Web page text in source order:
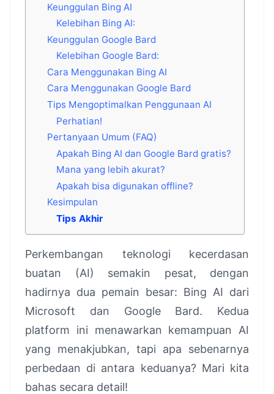
Keunggulan Bing AI
Kelebihan Bing AI:
Keunggulan Google Bard
Kelebihan Google Bard:
Cara Menggunakan Bing AI
Cara Menggunakan Google Bard
Tips Mengoptimalkan Penggunaan AI
Perhatian!
Pertanyaan Umum (FAQ)
Apakah Bing AI dan Google Bard gratis?
Mana yang lebih akurat?
Apakah bisa digunakan offline?
Kesimpulan
Tips Akhir
Perkembangan teknologi kecerdasan
buatan (AI) semakin pesat, dengan
hadirnya dua pemain besar: Bing AI dari
Microsoft dan Google Bard. Kedua
platform ini menawarkan kemampuan AI
yang menakjubkan, tapi apa sebenarnya
perbedaan di antara keduanya? Mari kita
bahas secara detail!